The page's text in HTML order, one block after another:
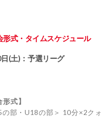
形式・タイムスケジュール
(土)：予選リーグ
形式】
の部・U18の部＞ 10分×2ク